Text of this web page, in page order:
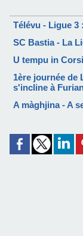
Télévu - Ligue 3
SC Bastia - La
U tempu in
1ère journée de
s'incline à
A màghjina - A